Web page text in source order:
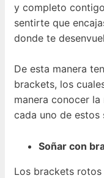
y completo
sentirte que
donde te
De esta manera
brackets, los
manera conocer
cada uno de estos
Soñar con
Los brackets rotos